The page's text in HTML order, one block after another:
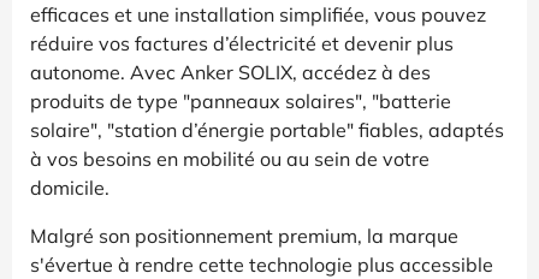
efficaces et une installation simplifiée, vous pouvez
réduire vos factures d’électricité et devenir plus
autonome. Avec Anker SOLIX, accédez à des
produits de type "panneaux solaires", "batterie
solaire", "station d’énergie portable" fiables, adaptés
à vos besoins en mobilité ou au sein de votre
domicile.
Malgré son positionnement premium, la marque
s'évertue à rendre cette technologie plus accessible